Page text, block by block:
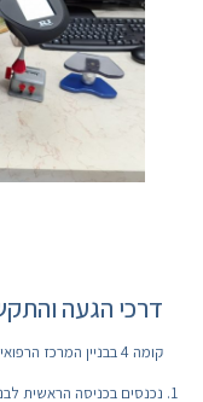
דרכי הגעה
קומה 4 בבניין המרכז הרפואי החדש.
נכנסים בכניסה הראשית